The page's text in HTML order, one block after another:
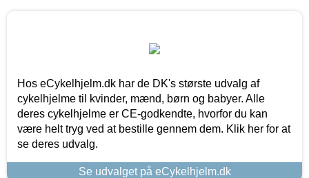
Hos eCykelhjelm.dk har de DK's største udvalg af
cykelhjelme til kvinder, mænd, børn og babyer. Alle
deres cykelhjelme er CE-godkendte, hvorfor du kan
være helt tryg ved at bestille gennem dem. Klik her for at
se deres udvalg.
Se udvalget på eCykelhjelm.dk